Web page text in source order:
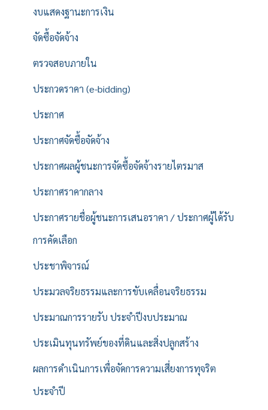
งบแสดงฐานะการเงิน
จัดซื้อจัดจ้าง
ตรวจสอบภายใน
ประกวดราคา (e-bidding)
ประกาศ
ประกาศจัดซื้อจัดจ้าง
ประกาศผลผู้ชนะการจัดซื้อจัดจ้างรายไตรมาส
ประกาศราคากลาง
ประกาศรายชื่อผู้ชนะการเสนอราคา / ประกาศผู้ได้รับ
การคัดเลือก
ประชาพิจารณ์
ประมวลจริยธรรมและการขับเคลื่อนจริยธรรม
ประมาณการรายรับ ประจำปีงบประมาณ
ประเมินทุนทรัพย์ของที่ดินและสิ่งปลูกสร้าง
ผลการดำเนินการเพื่อจัดการความเสี่ยงการทุจริต
ประจำปี